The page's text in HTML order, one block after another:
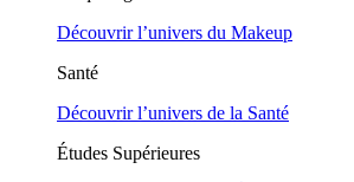
Découvrir l’univers du Makeup
Santé
Découvrir l’univers de la Santé
Études Supérieures